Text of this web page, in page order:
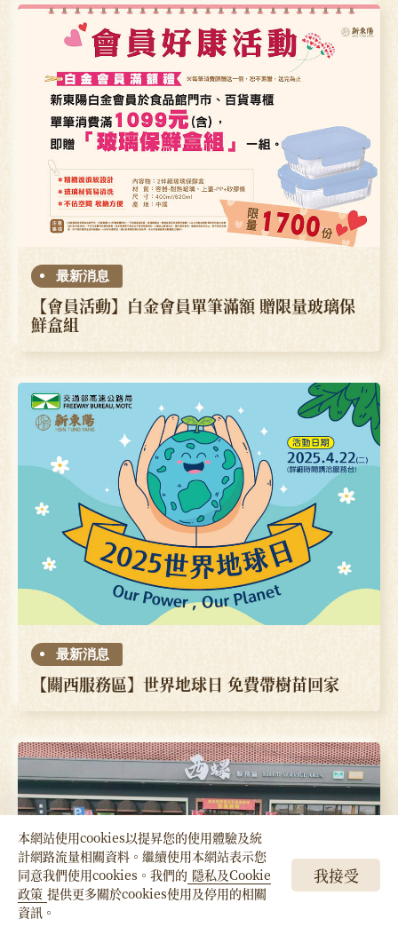
立即加入 新東陽LINE官方帳號
最新消息
【會員活動】白金會員單筆滿額 贈限量玻璃保
鮮盒組
最新消息
【關西服務區】世界地球日 免費帶樹苗回家
本網站使用cookies以提昇您的使用體驗及統
計網路流量相關資料。繼續使用本網站表示您
同意我們使用cookies。我們的 隱私及Cookie
政策 提供更多關於cookies使用及停用的相關
資訊。
我接受